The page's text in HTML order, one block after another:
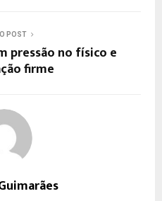
POST
pressão no físico e
firme